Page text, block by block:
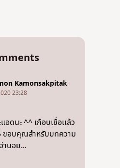
Kamonsakpitak
23:28
ดนะ ^^ เกือบเชื่อเเล้ว
ขอบคุณสำหรับบทความ
านอย...